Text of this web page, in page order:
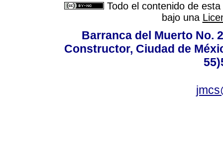
Todo el contenido de
bajo una
Barranca del Muerto No.
Constructor, Ciudad de